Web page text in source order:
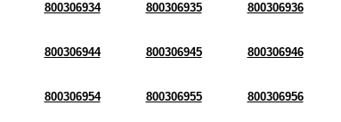
800306934 800306935 800306936
800306944 800306945 800306946
800306954 800306955 800306956